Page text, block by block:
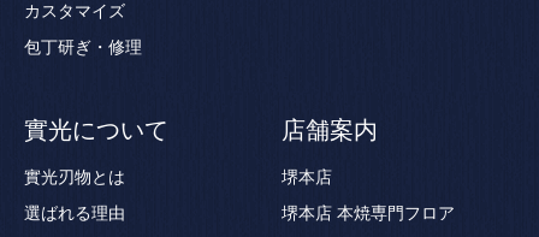
カスタマイズ
包丁研ぎ・修理
實光について
實光刃物とは
選ばれる理由
店舗案内
堺本店
堺本店 本焼専門フロア